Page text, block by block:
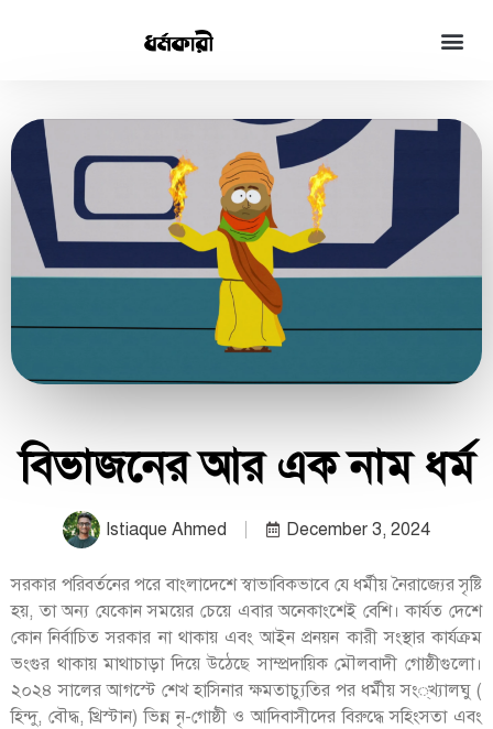
বিভাজনের আর এক নাম ধর্ম
Istiaque Ahmed December 3, 2024
সরকার পরিবর্তনের পরে বাংলাদেশে স্বাভাবিকভাবে যে ধর্মীয় নৈরাজ্যের সৃষ্টি
হয়, তা অন্য যেকোন সময়ের চেয়ে এবার অনেকাংশেই বেশি। কার্যত দেশে
কোন নির্বাচিত সরকার না থাকায় এবং আইন প্রনয়ন কারী সংস্থার কার্যক্রম
ভংগুর থাকায় মাথাচাড়া দিয়ে উঠেছে সাম্প্রদায়িক মৌলবাদী গোষ্ঠীগুলো।
২০২৪ সালের আগস্টে শেখ হাসিনার ক্ষমতাচ্যুতির পর ধর্মীয় সং্খ্যালঘু (
হিন্দু, বৌদ্ধ, খ্রিস্টান) ভিন্ন নৃ-গোষ্ঠী ও আদিবাসীদের বিরুদ্ধে সহিংসতা এবং